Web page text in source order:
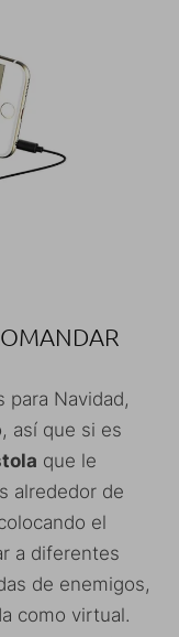
para Navidad,
así que si es
que le
alrededor de
el
a diferentes
de enemigos,
como virtual.